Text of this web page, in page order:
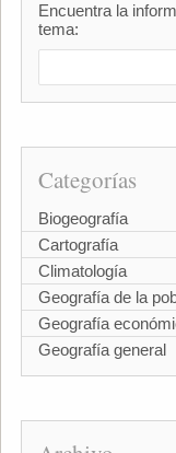
Encuentra la
tema:
Categorías
Biogeografía
Cartografía
Climatología
Geografía de la
Geografía
Geografía general